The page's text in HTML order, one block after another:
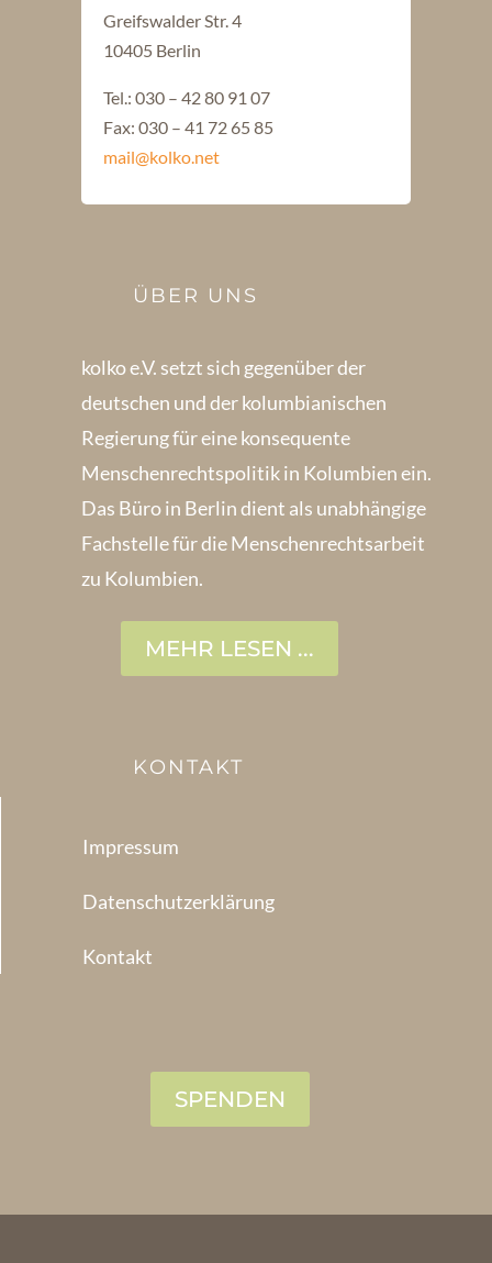
Greifswalder Str. 4
10405 Berlin
Tel.: 030 – 42 80 91 07
Fax: 030 – 41 72 65 85
mail@kolko.net
ÜBER UNS
kolko e.V. setzt sich gegenüber der
deutschen und der kolumbianischen
Regierung für eine konsequente
Menschenrechts­politik in Kolum­bien ein.
Das Büro in Berlin dient als unabhängige
Fachstelle für die Menschen­rechtsarbeit
zu Kolumbien.
MEHR LESEN ...
KONTAKT
Impressum
Datenschutzerklärung
Kontakt
SPENDEN